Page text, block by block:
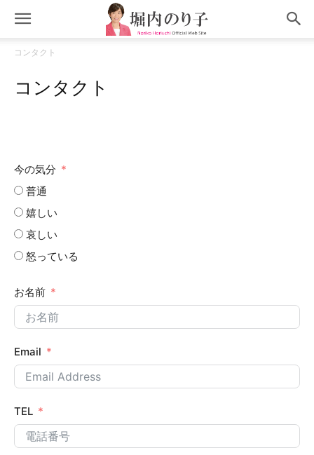
コンタクト
コンタクト
今の気分
普通
嬉しい
哀しい
怒っている
お名前
Email
TEL